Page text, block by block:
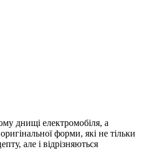
днищі електромобіля, а
форми, які не тільки
але і відрізняються